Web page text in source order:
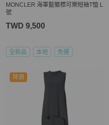
MONCLER 海軍藍徽標可樂短袖T恤 L
號
TWD 9,500
全新品 本地 免運
降價